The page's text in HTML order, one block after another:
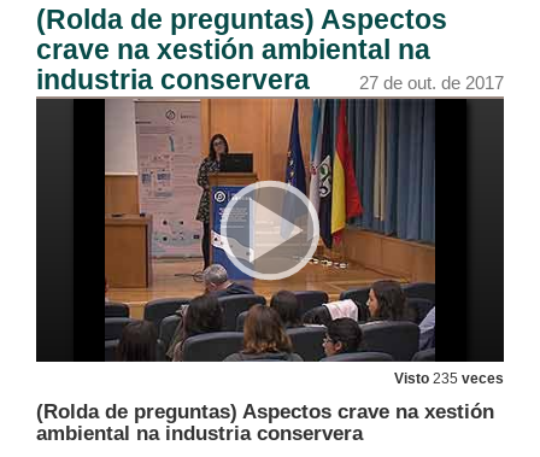
(Rolda de preguntas) Aspectos
crave na xestión ambiental na
industria conservera
27 de out. de 2017
Visto 235 veces
(Rolda de preguntas) Aspectos crave na xestión
ambiental na industria conservera